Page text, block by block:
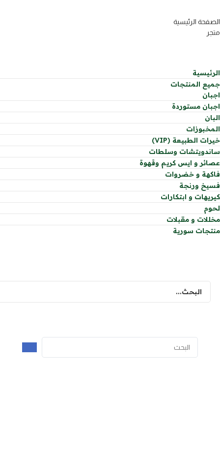
الصفحة الرئيسية
متجر
الرئيسية
جميع المنتجات
اجبان
اجبان مستوردة
البان
المخبوزات
خيرات الطبيعة (VIP)
ساندويتشات وسلطات
عصائر و ايس كريم وقهوة
فاكهة و خضروات
فسيخ ورنجة
كيريهات و ابتكارات
لحوم
مخللات و مقبلات
منتجات سورية